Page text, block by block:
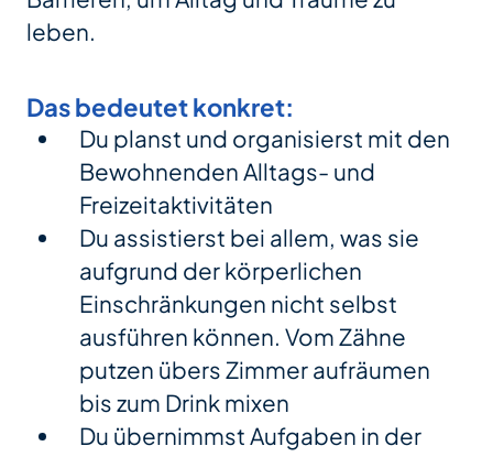
leben.
Das bedeutet konkret:
Du planst und organisierst mit den
Bewohnenden Alltags- und
Freizeitaktivitäten
Du assistierst bei allem, was sie
aufgrund der körperlichen
Einschränkungen nicht selbst
ausführen können. Vom Zähne
putzen übers Zimmer aufräumen
bis zum Drink mixen
Du übernimmst Aufgaben in der